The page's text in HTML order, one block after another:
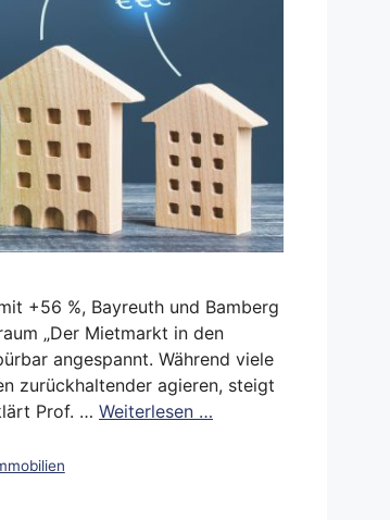
+56 %, Bayreuth und Bamberg
„Der Mietmarkt in den
angespannt. Während viele
zurückhaltender agieren, steigt
Prof. … Weiterlesen …